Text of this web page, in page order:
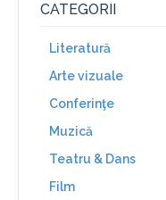
CATEGORII
Literatură
Arte vizuale
Conferinţe
Muzică
Teatru & Dans
Film